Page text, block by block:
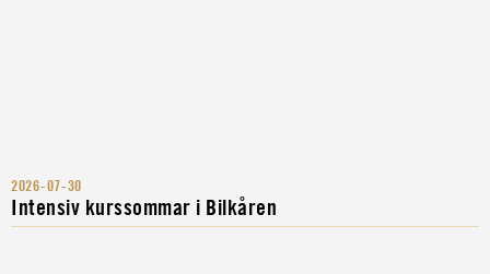
2026-07-30
Intensiv kurssommar i Bilkåren